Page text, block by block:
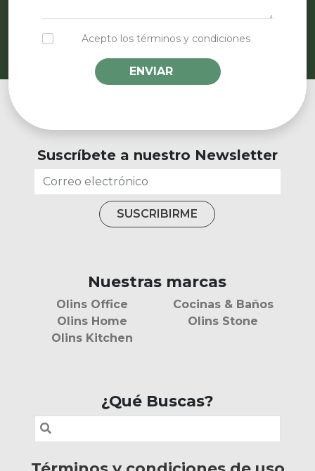
Acepto los términos y condiciones
ENVIAR
Suscríbete a nuestro Newsletter
Nuestras marcas
Olins Office
Olins Home
Olins Kitchen
Cocinas & Baños
Olins Stone
¿Qué Buscas?